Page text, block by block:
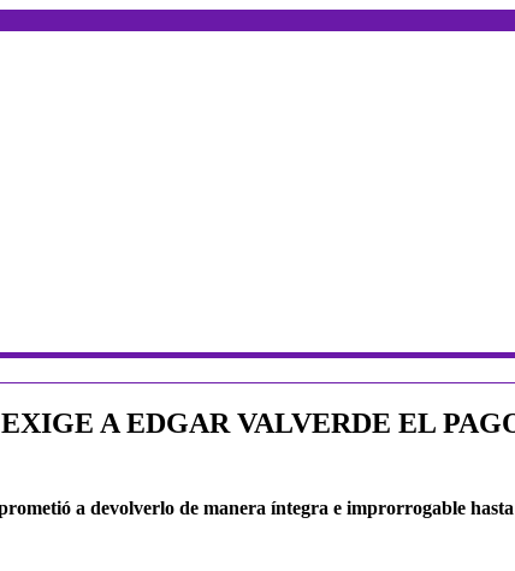
A EDGAR VALVERDE EL
a devolverlo de manera íntegra e improrrogable hasta